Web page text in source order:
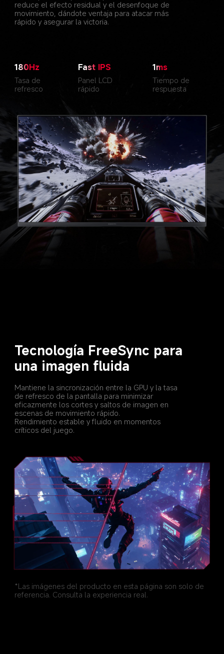
reduce el efecto residual y el desenfoque de
movimiento, dándote ventaja para atacar más
rápido y asegurar la victoria.
180Hz
Tasa de
refresco
Fast IPS
Panel LCD
rápido
1ms
Tiempo de
respuesta
Tecnología FreeSync para
una imagen fluida
Mantiene la sincronización entre la GPU y la tasa
de refresco de la pantalla para minimizar
eficazmente los cortes y saltos de imagen en
escenas de movimiento rápido.
Rendimiento estable y fluido en momentos
críticos del juego.
*Las imágenes del producto en esta página son solo de
referencia. Consulta la experiencia real.